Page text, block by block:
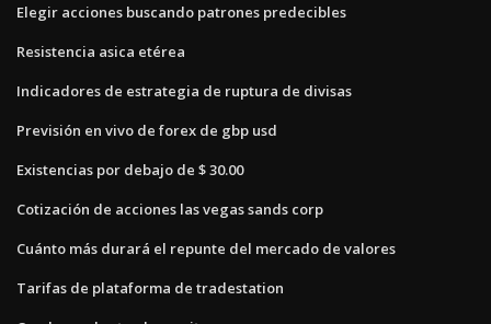
Elegir acciones buscando patrones predecibles
Resistencia asica etérea
Indicadores de estrategia de ruptura de divisas
Previsión en vivo de forex de gbp usd
Existencias por debajo de $ 30.00
Cotización de acciones las vegas sands corp
Cuánto más durará el repunte del mercado de valores
Tarifas de plataforma de tradestation